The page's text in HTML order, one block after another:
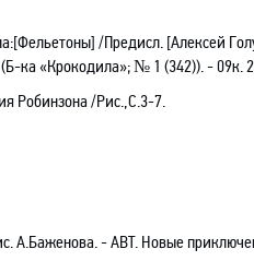
:[Фельетоны] /Предисл. [Алексей
ка «Крокодила»; № 1 (342)). - 09к.
Робинзона /Рис.,С.3-7.
А.Баженова. - АВТ. Новые